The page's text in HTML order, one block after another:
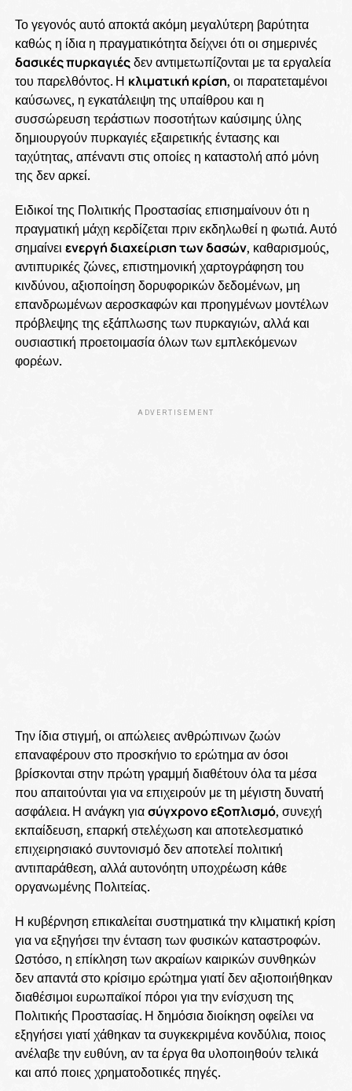
Το γεγονός αυτό αποκτά ακόμη μεγαλύτερη βαρύτητα
καθώς η ίδια η πραγματικότητα δείχνει ότι οι σημερινές
δασικές πυρκαγιέςδεν αντιμετωπίζονται με τα εργαλεία
του παρελθόντος. Η κλιματική κρίση, οι παρατεταμένοι
καύσωνες, η εγκατάλειψη της υπαίθρου και η
συσσώρευση τεράστιων ποσοτήτων καύσιμης ύλης
δημιουργούν πυρκαγιές εξαιρετικής έντασης και
ταχύτητας, απέναντι στις οποίες η καταστολή από μόνη
της δεν αρκεί.
Ειδικοί της Πολιτικής Προστασίας επισημαίνουν ότι η
πραγματική μάχη κερδίζεται πριν εκδηλωθεί η φωτιά. Αυτό
σημαίνει ενεργή διαχείριση των δασών, καθαρισμούς,
αντιπυρικές ζώνες, επιστημονική χαρτογράφηση του
κινδύνου, αξιοποίηση δορυφορικών δεδομένων, μη
επανδρωμένων αεροσκαφών και προηγμένων μοντέλων
πρόβλεψης της εξάπλωσης των πυρκαγιών, αλλά και
ουσιαστική προετοιμασία όλων των εμπλεκόμενων
φορέων.
ADVERTISEMENT
Την ίδια στιγμή, οι απώλειες ανθρώπινων ζωών
επαναφέρουν στο προσκήνιο το ερώτημα αν όσοι
βρίσκονται στην πρώτη γραμμή διαθέτουν όλα τα μέσα
που απαιτούνται για να επιχειρούν με τη μέγιστη δυνατή
ασφάλεια. Η ανάγκη γιασύγχρονο εξοπλισμό, συνεχή
εκπαίδευση, επαρκή στελέχωση και αποτελεσματικό
επιχειρησιακό συντονισμό δεν αποτελεί πολιτική
αντιπαράθεση, αλλά αυτονόητη υποχρέωση κάθε
οργανωμένης Πολιτείας.
Η κυβέρνηση επικαλείται συστηματικά την κλιματική κρίση
για να εξηγήσει την ένταση των φυσικών καταστροφών.
Ωστόσο, η επίκληση των ακραίων καιρικών συνθηκών
δεν απαντά στο κρίσιμο ερώτημα γιατί δεν αξιοποιήθηκαν
διαθέσιμοι ευρωπαϊκοί πόροι για την ενίσχυση της
Πολιτικής Προστασίας. Η δημόσια διοίκηση οφείλει να
εξηγήσει γιατί χάθηκαν τα συγκεκριμένα κονδύλια, ποιος
ανέλαβε την ευθύνη, αν τα έργα θα υλοποιηθούν τελικά
και από ποιες χρηματοδοτικές πηγές.